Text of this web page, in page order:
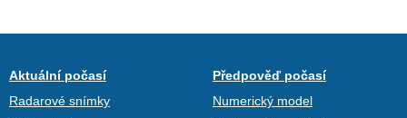
Aktuální počasí
Radarové snímky
Předpověď počasí
Numerický model